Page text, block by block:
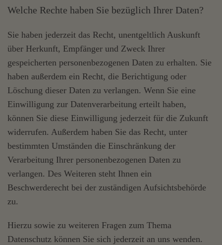
Welche Rechte haben Sie bezüglich Ihrer Daten?
Sie haben jederzeit das Recht, unentgeltlich Auskunft
über Herkunft, Empfänger und Zweck Ihrer
gespeicherten personenbezogenen Daten zu erhalten. Sie
haben außerdem ein Recht, die Berichtigung oder
Löschung dieser Daten zu verlangen. Wenn Sie eine
Einwilligung zur Datenverarbeitung erteilt haben,
können Sie diese Einwilligung jederzeit für die Zukunft
widerrufen. Außerdem haben Sie das Recht, unter
bestimmten Umständen die Einschränkung der
Verarbeitung Ihrer personenbezogenen Daten zu
verlangen. Des Weiteren steht Ihnen ein
Beschwerderecht bei der zuständigen Aufsichtsbehörde
zu.
Hierzu sowie zu weiteren Fragen zum Thema
Datenschutz können Sie sich jederzeit an uns wenden.